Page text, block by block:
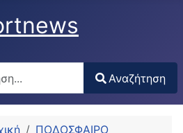
characters for results.
Αναζήτηση
ΠΟΔΟΣΦΑΙΡΟ